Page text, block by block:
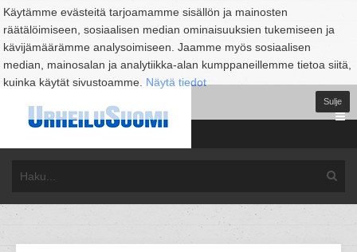
Käytämme evästeitä tarjoamamme sisällön ja mainosten
räätälöimiseen, sosiaalisen median ominaisuuksien tukemiseen ja
kävijämäärämme analysoimiseen. Jaamme myös sosiaalisen
median, mainosalan ja analytiikka-alan kumppaneillemme tietoa siitä,
kuinka käytät sivustoamme. Näytä tiedot
Sulje